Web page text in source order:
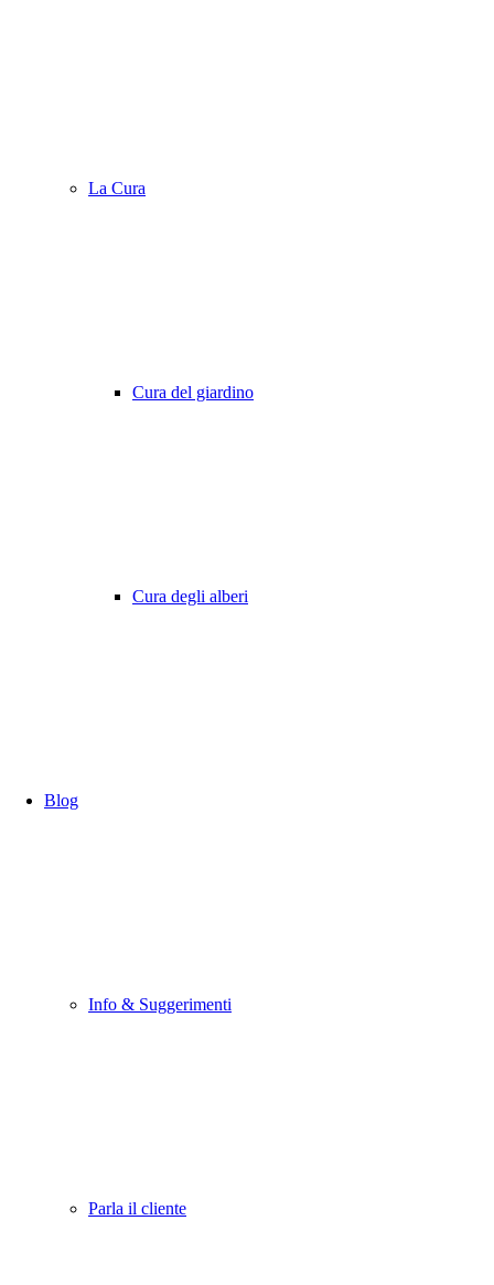
La Cura
Cura del giardino
Cura degli alberi
Blog
Info & Suggerimenti
Parla il cliente